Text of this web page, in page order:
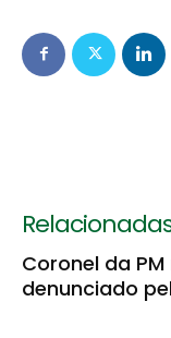
Coronel da
denunciado